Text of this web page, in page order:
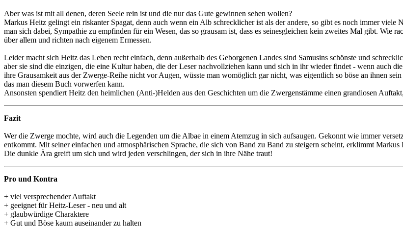
Aber was ist mit all denen, deren Seele rein ist und die nur das Gute gewinnen sehen wollen?
Markus Heitz gelingt ein riskanter Spagat, denn auch wenn ein Alb schrecklicher ist als der andere, so gibt es noch immer viele
man sich dabei, Sympathie zu empfinden für ein Wesen, das so grausam ist, dass es seinesgleichen kein zweites Mal gibt. Wie
über allem und richten nach eigenem Ermessen.
Leider macht sich Heitz das Leben recht einfach, denn außerhalb des Geborgenen Landes sind Samusins schönste und
aber sie sind die einzigen, die eine Kultur haben, die der Leser nachvollziehen kann und sich in ihr wieder findet - wenn auch
ihre Grausamkeit aus der Zwerge-Reihe nicht vor Augen, wüsste man womöglich gar nicht, was eigentlich so böse an ihnen
das man diesem Buch vorwerfen kann.
Ansonsten spendiert Heitz den heimlichen (Anti-)Helden aus den Geschichten um die Zwergenstämme einen grandiosen
Fazit
Wer die Zwerge mochte, wird auch die Legenden um die Albae in einem Atemzug in sich aufsaugen. Gekonnt wie immer
entkommt. Mit seiner einfachen und atmosphärischen Sprache, die sich von Band zu Band zu steigern scheint, erklimmt
Die dunkle Ära greift um sich und wird jeden verschlingen, der sich in ihre Nähe traut!
Pro und Kontra
+ viel versprechender Auftakt
+ geeignet für Heitz-Leser - neu und alt
+ glaubwürdige Charaktere
+ Gut und Böse kaum auseinander zu halten